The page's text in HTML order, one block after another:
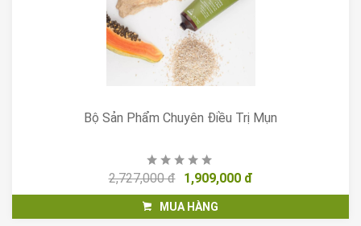
Bộ Sản Phẩm Chuyên Điều Trị Mụn
2,727,000 đ 1,909,000 đ
MUA HÀNG